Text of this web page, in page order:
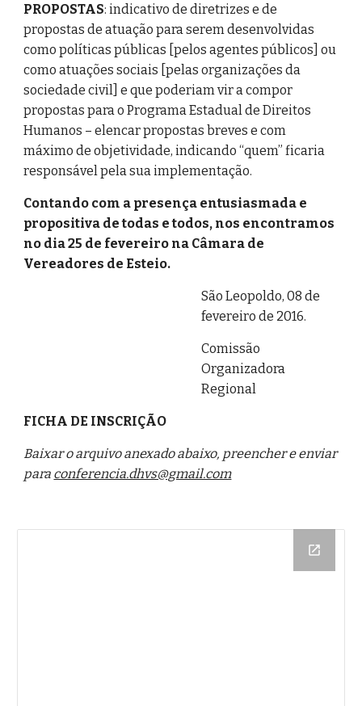
PROPOSTAS: indicativo de diretrizes e de
propostas de atuação para serem desenvolvidas
como políticas públicas [pelos agentes públicos] ou
como atuações sociais [pelas organizações da
sociedade civil] e que poderiam vir a compor
propostas para o Programa Estadual de Direitos
Humanos – elencar propostas breves e com
máximo de objetividade, indicando “quem” ficaria
responsável pela sua implementação.
Contando com a presença entusiasmada e
propositiva de todas e todos, nos encontramos
no dia 25 de fevereiro na Câmara de
Vereadores de Esteio.
São Leopoldo, 08 de
fevereiro de 2016.
Comissão
Organizadora
Regional
FICHA DE INSCRIÇÃO
Baixar o arquivo anexado abaixo, preencher e enviar
para conferencia.dhvs@gmail.com